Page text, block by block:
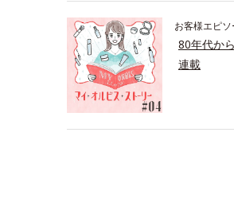
お客様エピソ
80年代か
連載